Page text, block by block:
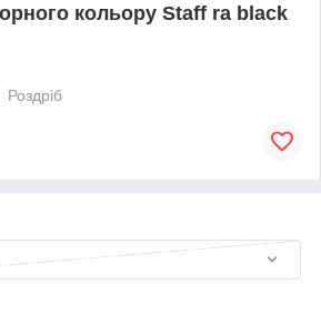
кольору Staff ra black
Роздріб